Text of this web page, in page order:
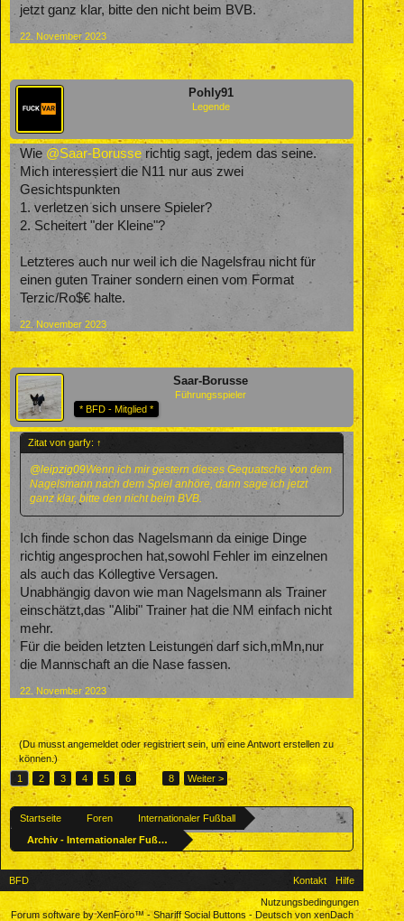
jetzt ganz klar, bitte den nicht beim BVB.
22. November 2023
Pohly91
Legende
Wie @Saar-Borusse richtig sagt, jedem das seine.
Mich interessiert die N11 nur aus zwei
Gesichtspunkten
1. verletzen sich unsere Spieler?
2. Scheitert "der Kleine"?
Letzteres auch nur weil ich die Nagelsfrau nicht für
einen guten Trainer sondern einen vom Format
Terzic/Ro$€ halte.
22. November 2023
Saar-Borusse
Führungsspieler
* BFD - Mitglied *
Zitat von garfy: ↑
@leipzig09Wenn ich mir gestern dieses Gequatsche von dem
Nagelsmann nach dem Spiel anhöre, dann sage ich jetzt
ganz klar, bitte den nicht beim BVB.
Ich finde schon das Nagelsmann da einige Dinge
richtig angesprochen hat,sowohl Fehler im einzelnen
als auch das Kollegtive Versagen.
Unabhängig davon wie man Nagelsmann als Trainer
einschätzt,das "Alibi" Trainer hat die NM einfach nicht
mehr.
Für die beiden letzten Leistungen darf sich,mMn,nur
die Mannschaft an die Nase fassen.
22. November 2023
(Du musst angemeldet oder registriert sein, um eine Antwort erstellen zu
können.)
1
2 3 4 5 6 → 8 Weiter >
Startseite Foren
Internationaler Fußball
Archiv - Internationaler Fußball
BFD Kontakt
Hilfe
Nutzungsbedingungen
Forum software by XenForo™-Shariff Social Buttons-Deutsch von xenDach